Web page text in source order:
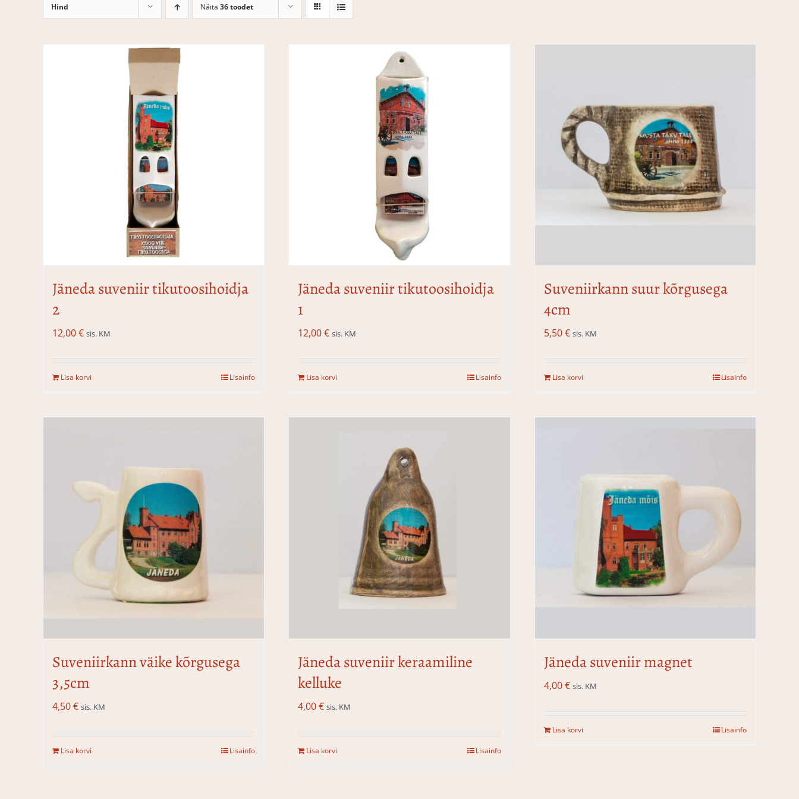
Hind Näita 36 toodet
Jäneda suveniir tikutoosihoidja
2
12,00€ sis. KM
Lisa korvi Lisainfo
Jäneda suveniir tikutoosihoidja
1
12,00€ sis. KM
Lisa korvi Lisainfo
Suveniirkann suur kõrgusega
4cm
5,50€ sis. KM
Lisa korvi Lisainfo
Suveniirkann väike kõrgusega
3,5cm
4,50€ sis. KM
Lisa korvi Lisainfo
Jäneda suveniir keraamiline
kelluke
4,00€ sis. KM
Lisa korvi Lisainfo
Jäneda suveniir magnet
4,00€ sis. KM
Lisa korvi Lisainfo